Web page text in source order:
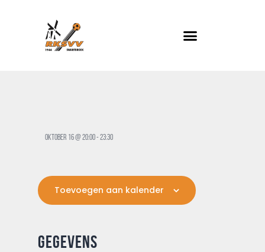
Evenementen
Contact
oktober 16 @ 20:00- 23:30
Toevoegen aan kalender
GEGEVENS